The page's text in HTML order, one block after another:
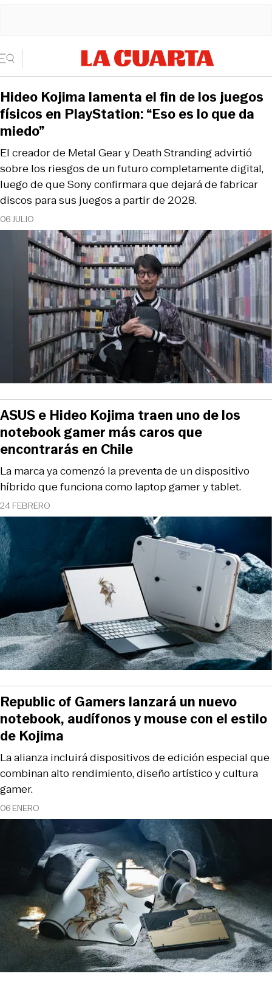
06 JULIO
El creador de Metal Gear y Death Stranding advirtió
sobre los riesgos de un futuro completamente digital,
luego de que Sony confirmara que dejará de fabricar
discos para sus juegos a partir de 2028.
Hideo Kojima lamenta el fin de los juegos
físicos en PlayStation: “Eso es lo que da
miedo”
24 FEBRERO
La marca ya comenzó la preventa de un dispositivo
híbrido que funciona como laptop gamer y tablet.
ASUS e Hideo Kojima traen uno de los
notebook gamer más caros que
encontrarás en Chile
06 ENERO
La alianza incluirá dispositivos de edición especial que
combinan alto rendimiento, diseño artístico y cultura
gamer.
Republic of Gamers lanzará un nuevo
notebook, audífonos y mouse con el estilo
de Kojima